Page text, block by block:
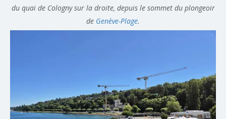
du quai de Cologny sur la droite, depuis le sommet du plongeoir
de Genève-Plage.